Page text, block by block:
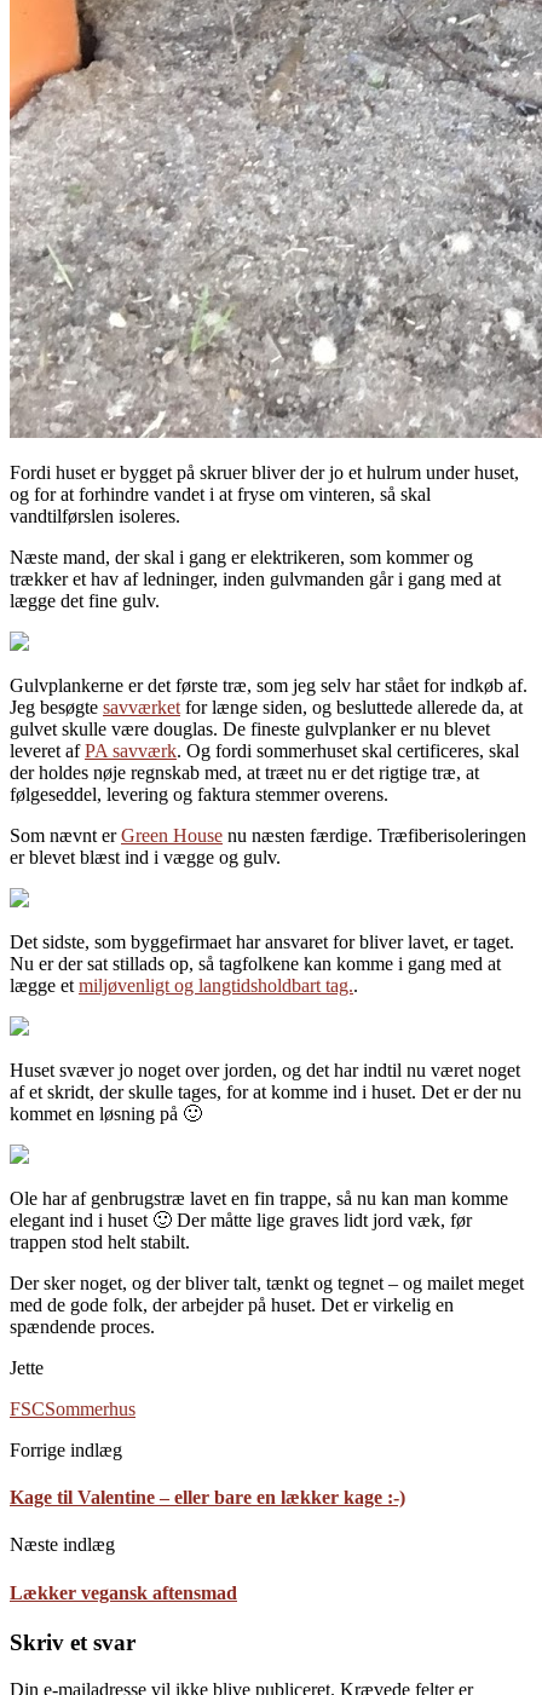
Fordi huset er bygget på skruer bliver der jo et hulrum under huset,
og for at forhindre vandet i at fryse om vinteren, så skal
vandtilførslen isoleres.
Næste mand, der skal i gang er elektrikeren, som kommer og
trækker et hav af ledninger, inden gulvmanden går i gang med at
lægge det fine gulv.
Gulvplankerne er det første træ, som jeg selv har stået for indkøb af.
Jeg besøgte savværket for længe siden, og besluttede allerede da, at
gulvet skulle være douglas. De fineste gulvplanker er nu blevet
leveret afPA savværk. Og fordi sommerhuset skal certificeres, skal
der holdes nøje regnskab med, at træet nu er det rigtige træ, at
følgeseddel, levering og faktura stemmer overens.
Som nævnt erGreen House nu næsten færdige. Træfiberisoleringen
er blevet blæst ind i vægge og gulv.
Det sidste, som byggefirmaet har ansvaret for bliver lavet, er taget.
Nu er der sat stillads op, så tagfolkene kan komme i gang med at
lægge et miljøvenligt og langtidsholdbart tag..
Huset svæver jo noget over jorden, og det har indtil nu været noget
af et skridt, der skulle tages, for at komme ind i huset. Det er der nu
kommet en løsning på 🙂
Ole har af genbrugstræ lavet en fin trappe, så nu kan man komme
elegant ind i huset 🙂 Der måtte lige graves lidt jord væk, før
trappen stod helt stabilt.
Der sker noget, og der bliver talt, tænkt og tegnet – og mailet meget
med de gode folk, der arbejder på huset. Det er virkelig en
spændende proces.
Jette
FSCSommerhus
Forrige indlæg
Kage til Valentine – eller bare en lækker kage :-)
Næste indlæg
Lækker vegansk aftensmad
Skriv et svar
Din e-mailadresse vil ikke blive publiceret. Krævede felter er